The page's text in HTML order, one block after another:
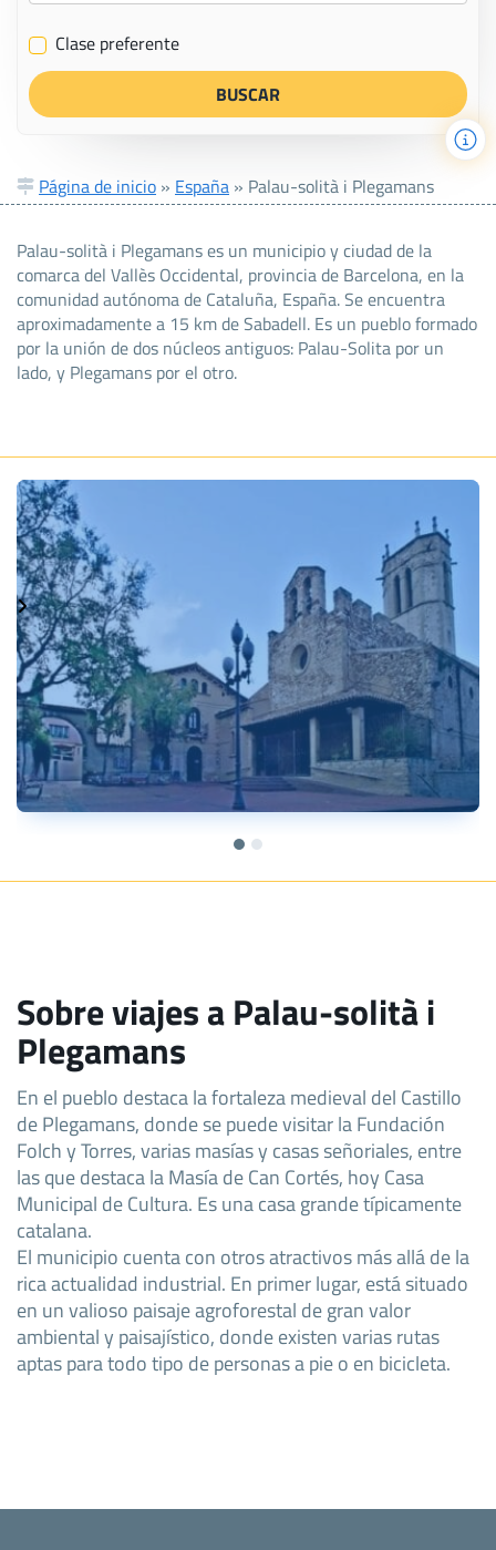
✔ Clase preferente
Página de inicio » España » Palau-solità i Plegamans
Palau-solità i Plegamans es un municipio y ciudad de la
comarca del Vallès Occidental, provincia de Barcelona, en la
comunidad autónoma de Cataluña, España. Se encuentra
aproximadamente a 15 km de Sabadell. Es un pueblo formado
por la unión de dos núcleos antiguos: Palau-Solita por un
lado, y Plegamans por el otro.
Sobre viajes a Palau-solità i
Plegamans
En el pueblo destaca la fortaleza medieval del Castillo
de Plegamans, donde se puede visitar la Fundación
Folch y Torres, varias masías y casas señoriales, entre
las que destaca la Masía de Can Cortés, hoy Casa
Municipal de Cultura. Es una casa grande típicamente
catalana.
El municipio cuenta con otros atractivos más allá de la
rica actualidad industrial. En primer lugar, está situado
en un valioso paisaje agroforestal de gran valor
ambiental y paisajístico, donde existen varias rutas
aptas para todo tipo de personas a pie o en bicicleta.